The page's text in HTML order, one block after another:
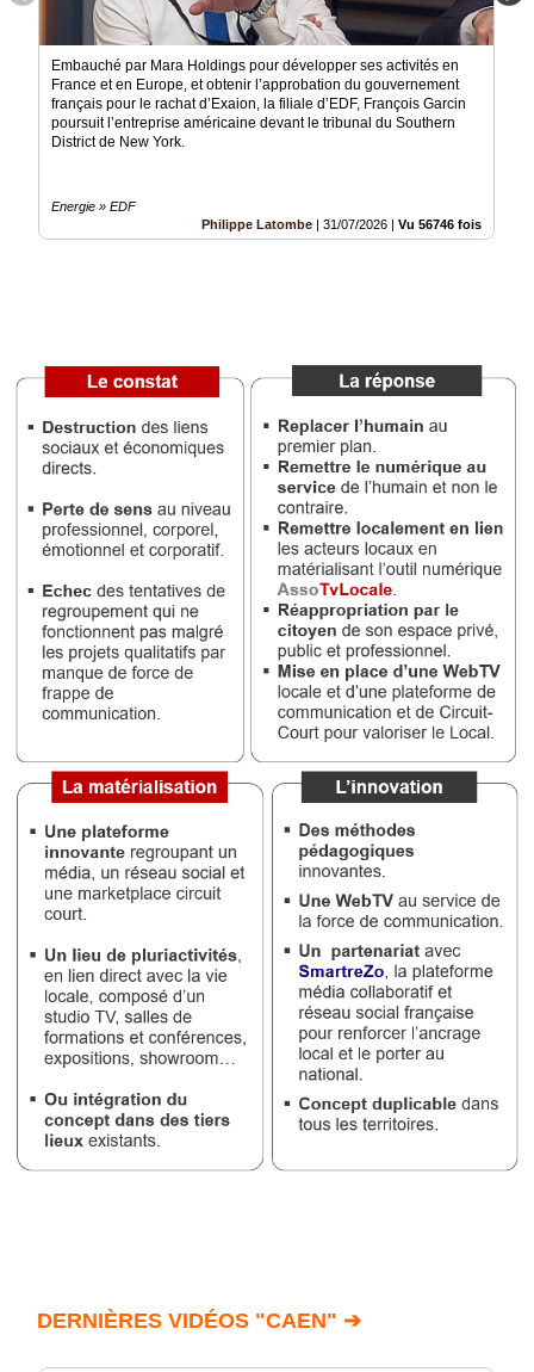
Embauché par Mara Holdings pour développer ses activités en
France et en Europe, et obtenir l’approbation du gouvernement
français pour le rachat d’Exaion, la filiale d’EDF, François Garcin
poursuit l’entreprise américaine devant le tribunal du Southern
District de New York.
Energie » EDF
Philippe Latombe
31/07/2026 Vu 56746 fois
DERNIÈRES VIDÉOS "CAEN" ➔